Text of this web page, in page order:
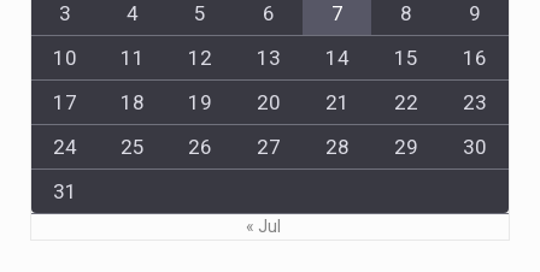
3
4 5 6 7 8
9
10
11 12 13 14 15
16
17
18 19 20 21 22
23
24
25 26 27 28 29
30
31
« Jul